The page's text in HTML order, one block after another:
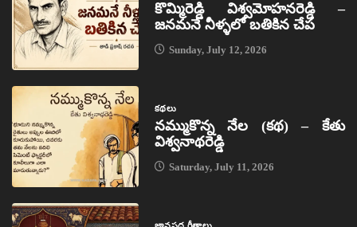
కొమ్మిరెడ్డి విశ్వమోహనరెడ్డి –
జనమనే నీళ్ళలో బతికిన చేప
Sunday, July 12, 2026
కథలు
నమ్ముకొన్న నేల (కథ) – కేతు
విశ్వనాథరెడ్డి
Saturday, July 11, 2026